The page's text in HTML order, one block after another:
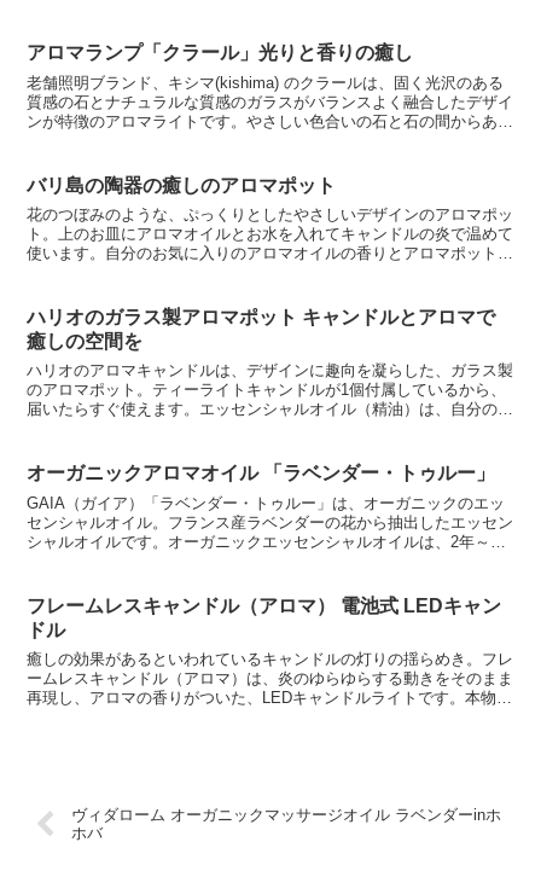
アロマランプ「クラール」光りと香りの癒し
老舗照明ブランド、キシマ(kishima) のクラールは、固く光沢のある
質感の石とナチュラルな質感のガラスがバランスよく融合したデザイ
ンが特徴のアロマライトです。やさしい色合いの石と石の間からあた
バリ島の陶器の癒しのアロマポット
花のつぼみのような、ぷっくりとしたやさしいデザインのアロマポッ
ト。上のお皿にアロマオイルとお水を入れてキャンドルの炎で温めて
使います。自分のお気に入りのアロマオイルの香りとアロマポットの
ハリオのガラス製アロマポット キャンドルとアロマで
癒しの空間を
ハリオのアロマキャンドルは、デザインに趣向を凝らした、ガラス製
のアロマポット。ティーライトキャンドルが1個付属しているから、
届いたらすぐ使えます。エッセンシャルオイル（精油）は、自分の好
オーガニックアロマオイル 「ラベンダー・トゥルー」
GAIA（ガイア）「ラベンダー・トゥルー」は、オーガニックのエッ
センシャルオイル。フランス産ラベンダーの花から抽出したエッセン
シャルオイルです。オーガニックエッセンシャルオイルは、2年～3
フレームレスキャンドル（アロマ） 電池式 LEDキャン
ドル
癒しの効果があるといわれているキャンドルの灯りの揺らめき。フレ
ームレスキャンドル（アロマ）は、炎のゆらゆらする動きをそのまま
再現し、アロマの香りがついた、LEDキャンドルライトです。本物の
ヴィダローム オーガニックマッサージオイル ラベンダーinホ
ホバ